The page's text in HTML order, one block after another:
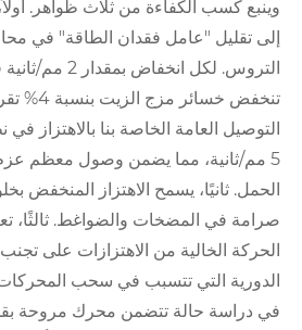
وينبع كسب الكفاءة من ثلاث ظواهر. أولاً،
إلى تقليل "عامل فقدان الطاقة" في
التروس. لكل
تنخفض
5 مم/ثانية، مما يضمن وصول معظم
الحمل. ثانيًا، يسمح الاهتزاز المنخفض
صرامة في المضخات والضواغط. ثالثًا،
الحركة الخالية من الاهتزازات على
الدورية التي تتسبب في سحب المحركات